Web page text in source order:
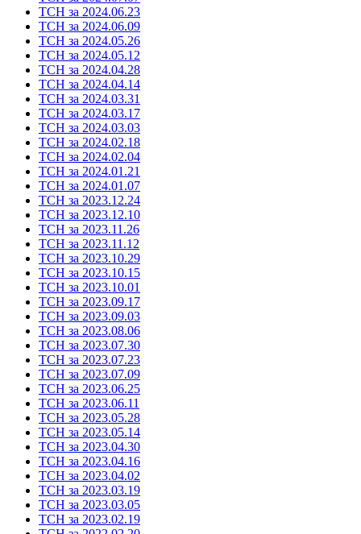
ТСН за 2024.06.23
ТСН за 2024.06.09
ТСН за 2024.05.26
ТСН за 2024.05.12
ТСН за 2024.04.28
ТСН за 2024.04.14
ТСН за 2024.03.31
ТСН за 2024.03.17
ТСН за 2024.03.03
ТСН за 2024.02.18
ТСН за 2024.02.04
ТСН за 2024.01.21
ТСН за 2024.01.07
ТСН за 2023.12.24
ТСН за 2023.12.10
ТСН за 2023.11.26
ТСН за 2023.11.12
ТСН за 2023.10.29
ТСН за 2023.10.15
ТСН за 2023.10.01
ТСН за 2023.09.17
ТСН за 2023.09.03
ТСН за 2023.08.06
ТСН за 2023.07.30
ТСН за 2023.07.23
ТСН за 2023.07.09
ТСН за 2023.06.25
ТСН за 2023.06.11
ТСН за 2023.05.28
ТСН за 2023.05.14
ТСН за 2023.04.30
ТСН за 2023.04.16
ТСН за 2023.04.02
ТСН за 2023.03.19
ТСН за 2023.03.05
ТСН за 2023.02.19